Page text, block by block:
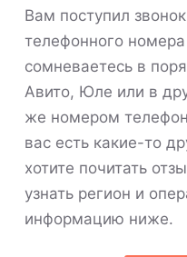
n
Вам поступил
телефонного
сомневаетесь в
Авито, Юле или в
же номером
вас есть какие-то
хотите почитать
узнать регион и
информацию ниже.